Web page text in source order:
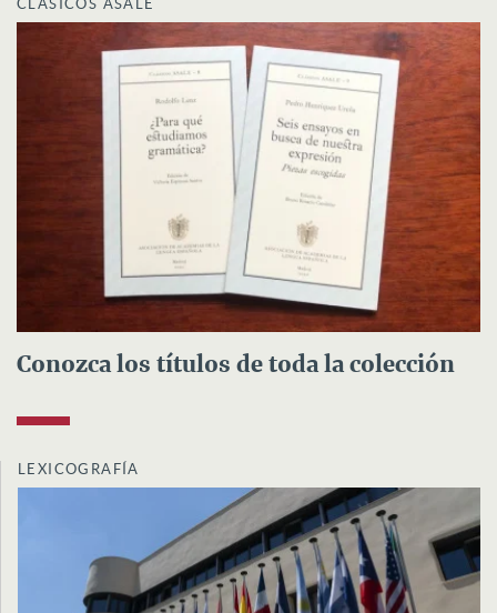
CLÁSICOS ASALE
Conozca los títulos de toda la colección
LEXICOGRAFÍA